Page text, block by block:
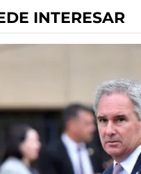
INTERESAR